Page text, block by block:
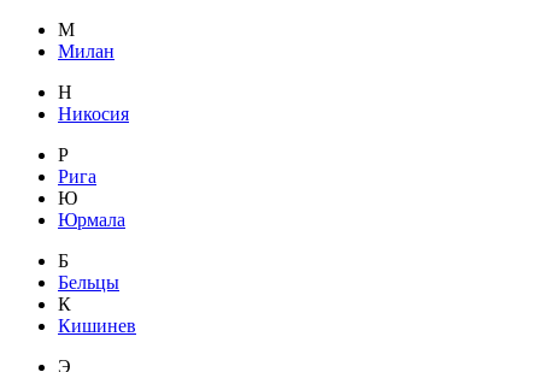
М
Милан
Н
Никосия
Р
Рига
Ю
Юрмала
Б
Бельцы
К
Кишинев
Э